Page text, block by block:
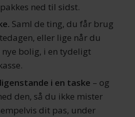
ned til sidst.
Saml de ting, du får brug
eller lige når du
bolig, i en tydeligt
i en taske – og
den, så du ikke mister
dit pas, under